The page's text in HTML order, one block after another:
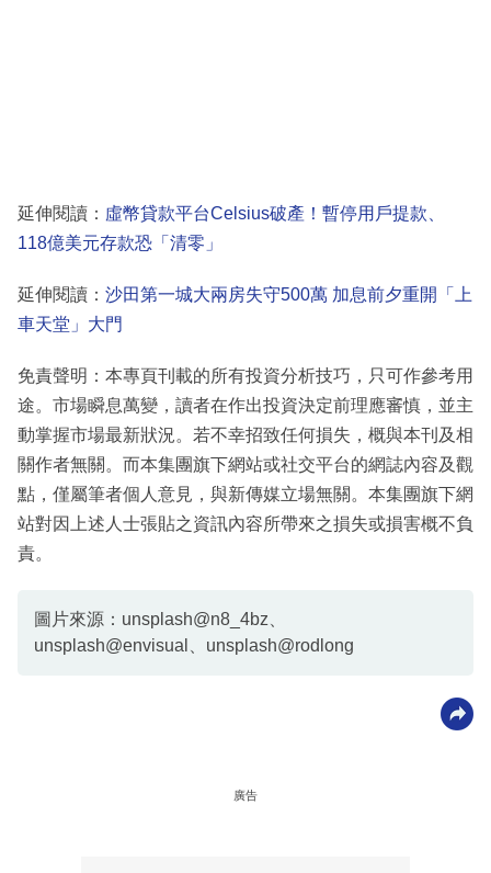
延伸閱讀： 虛幣貸款平台Celsius破產！暫停用戶提款、
118億美元存款恐「清零」
延伸閱讀： 沙田第一城大兩房失守500萬 加息前夕重開「上
車天堂」大門
免責聲明：本專頁刊載的所有投資分析技巧，只可作參考用
途。市場瞬息萬變，讀者在作出投資決定前理應審慎，並主
動掌握市場最新狀況。若不幸招致任何損失，概與本刊及相
關作者無關。而本集團旗下網站或社交平台的網誌內容及觀
點，僅屬筆者個人意見，與新傳媒立場無關。本集團旗下網
站對因上述人士張貼之資訊內容所帶來之損失或損害概不負
責。
圖片來源：unsplash@n8_4bz、
unsplash@envisual、unsplash@rodlong
廣告